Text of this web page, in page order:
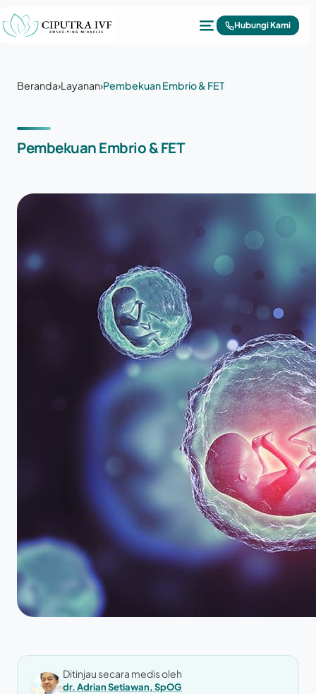
Lewati ke konten
Hubungi Kami
Beranda›Layanan›Pembekuan Embrio & FET
Pembekuan Embrio & FET
Ditinjau secara medis oleh
dr. Adrian Setiawan, SpOG